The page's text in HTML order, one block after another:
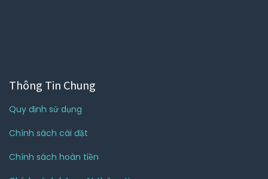
Thông Tin Chung
Quy định sử dụng
Chính sách cài đặt
Chính sách hoàn tiền